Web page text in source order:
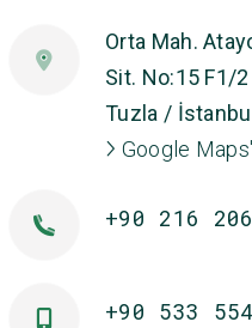
Orta Mah.
Sit. No:15 F1/2
Tuzla /
Google
+90 216
+90 533